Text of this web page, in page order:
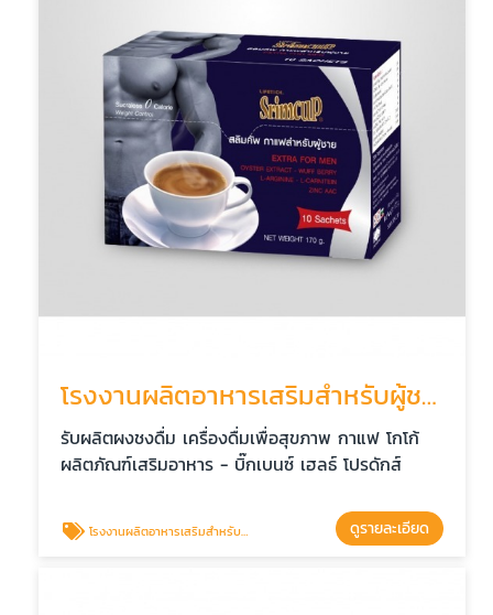
โรงงานผลิตอาหารเสริมสำหรับผู้ชาย
รับผลิตผงชงดื่ม เครื่องดื่มเพื่อสุขภาพ กาแฟ โกโก้
ผลิตภัณฑ์เสริมอาหาร - บิ๊กเบนซ์ เฮลธ์ โปรดักส์
โรงงานผลิตอาหารเสริมสำหรับผู้ชาย ดูรายละเอียด